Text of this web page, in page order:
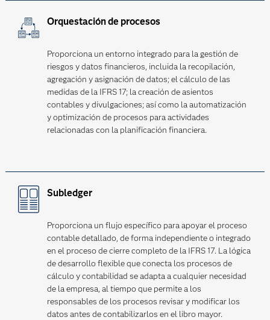
Orquestación de procesos
Proporciona un entorno integrado para la gestión de
riesgos y datos financieros, incluida la recopilación,
agregación y asignación de datos; el cálculo de las
medidas de la IFRS 17; la creación de asientos
contables y divulgaciones; así como la automatización
y optimización de procesos para actividades
relacionadas con la planificación financiera.
Subledger
Proporciona un flujo específico para apoyar el proceso
contable detallado, de forma independiente o integrado
en el proceso de cierre completo de la IFRS 17. La lógica
de desarrollo flexible que conecta los procesos de
cálculo y contabilidad se adapta a cualquier necesidad
de la empresa, al tiempo que permite a los
responsables de los procesos revisar y modificar los
datos antes de contabilizarlos en el libro mayor.